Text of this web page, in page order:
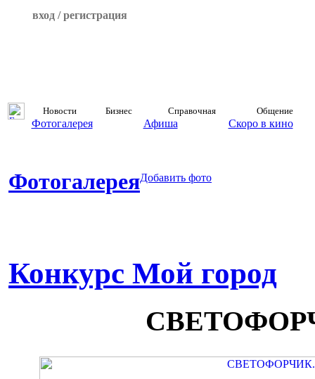
вход / регистрация
Новости Бизнес Справочная Общение
Фотогалерея Афиша Скоро в кино
ФотогалереяДобавить фото
Конкурс Мой город